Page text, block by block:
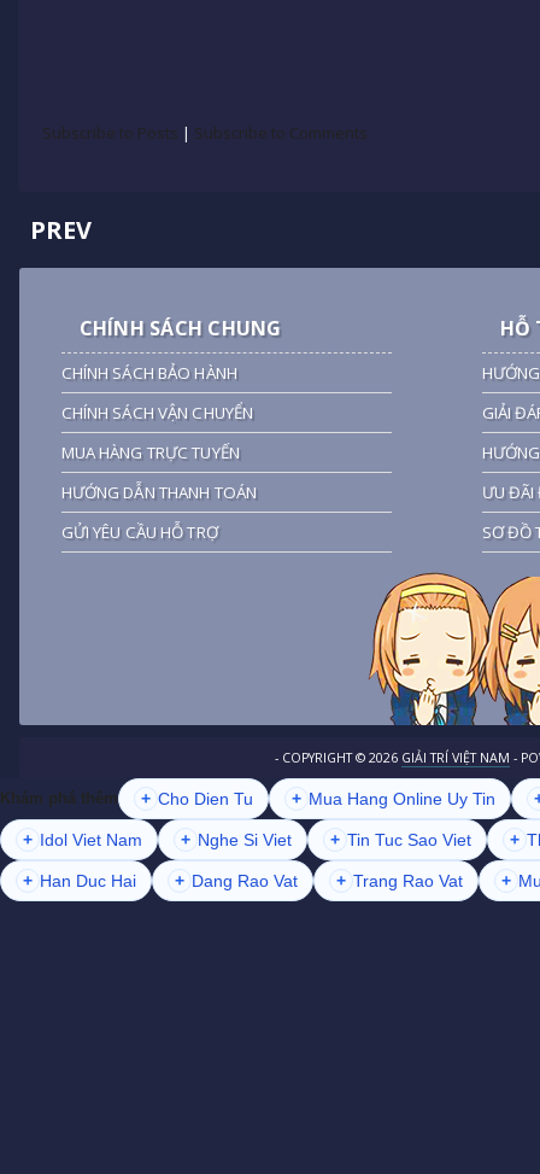
Subscribe to Posts | Subscribe to Comments
PREV
CHÍNH SÁCH CHUNG
CHÍNH SÁCH BẢO HÀNH
CHÍNH SÁCH VẬN CHUYỂN
MUA HÀNG TRỰC TUYẾN
HƯỚNG DẪN THANH TOÁN
GỬI YÊU CẦU HỖ TRỢ
HỖ
GIẢI
ƯU ĐÃI
SƠ ĐỒ
- COPYRIGHT © 2026 GIẢI TRÍ VIỆT NAM -
Khám phá thêm + Cho Dien Tu + Mua Hang Online Uy Tin
+ Idol Viet Nam + Nghe Si Viet + Tin Tuc Sao Viet +
+ Han Duc Hai + Dang Rao Vat + Trang Rao Vat +